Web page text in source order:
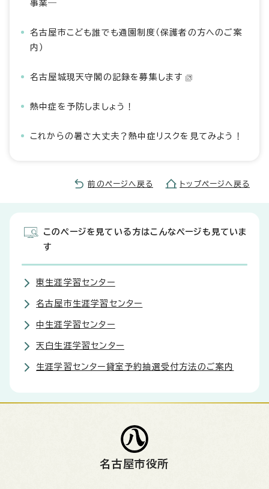
事業―
名古屋市こども誰でも通園制度（保護者の方へのご案
内）
名古屋城現天守閣の記録を募集します
熱中症を予防しましょう！
これからの暑さ大丈夫？熱中症リスクを見てみよう！
前のページへ戻る トップページへ戻る
このページを見ている方はこんなページも見ていま
す
東生涯学習センター
名古屋市生涯学習センター
中生涯学習センター
天白生涯学習センター
生涯学習センター貸室予約抽選受付方法のご案内
名古屋市役所